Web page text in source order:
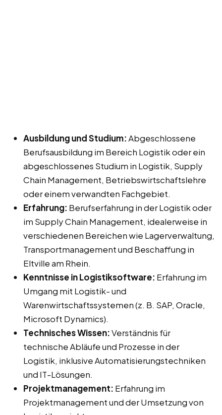
Ausbildung und Studium:Abgeschlossene
Berufsausbildung im Bereich Logistik oder ein
abgeschlossenes Studium in Logistik, Supply
Chain Management, Betriebswirtschaftslehre
oder einem verwandten Fachgebiet.
Erfahrung: Berufserfahrung in der Logistik oder
im Supply Chain Management, idealerweise in
verschiedenen Bereichen wie Lagerverwaltung,
Transportmanagement und Beschaffung in
Eltville am Rhein.
Kenntnisse in Logistiksoftware: Erfahrung im
Umgang mit Logistik- und
Warenwirtschaftssystemen (z. B. SAP, Oracle,
Microsoft Dynamics).
Technisches Wissen:Verständnis für
technische Abläufe und Prozesse in der
Logistik, inklusive Automatisierungstechniken
und IT-Lösungen.
Projektmanagement: Erfahrung im
Projektmanagement und der Umsetzung von